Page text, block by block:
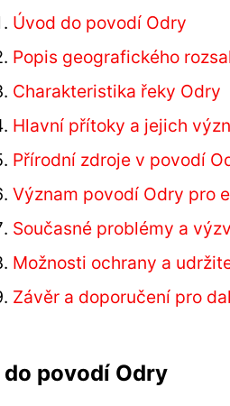
Úvod do povodí Odry
Popis geografického
Charakteristika řeky Odry
Hlavní přítoky a jejich
Přírodní zdroje v povodí
Význam povodí Odry pro
Současné problémy a
Možnosti ochrany a
Závěr a doporučení pro
do povodí Odry